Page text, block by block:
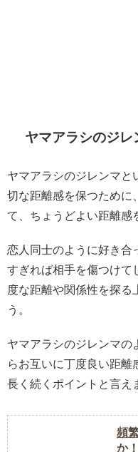
ヤマアラシのジレ
ヤマアラシのジレンマと
切な距離感を保つために
て、ちょうどよい距離感
恋人同士のように好き合
すぎれば相手を傷つけて
度な距離や関係性を探る
う。
ヤマアラシのジレンマ
らお互いに丁度良い距
長く続くポイントと言え
頻
か